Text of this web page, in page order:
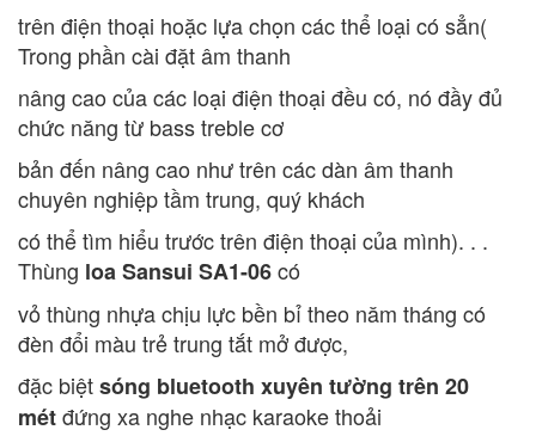
trên điện thoại hoặc lựa chọn các thể loại có sẳn(
Trong phần cài đặt âm thanh
nâng cao của các loại điện thoại đều có, nó đầy đủ
chức năng từ bass treble cơ
bản đến nâng cao như trên các dàn âm thanh
chuyên nghiệp tầm trung, quý khách
có thể tìm hiểu trước trên điện thoại của mình). . .
Thùng loa Sansui SA1-06có
vỏ thùng nhựa chịu lực bền bỉ theo năm tháng có
đèn đổi màu trẻ trung tắt mở được,
đặc biệtsóng bluetooth xuyên tường trên 20
métđứng xa nghe nhạc karaoke thoải